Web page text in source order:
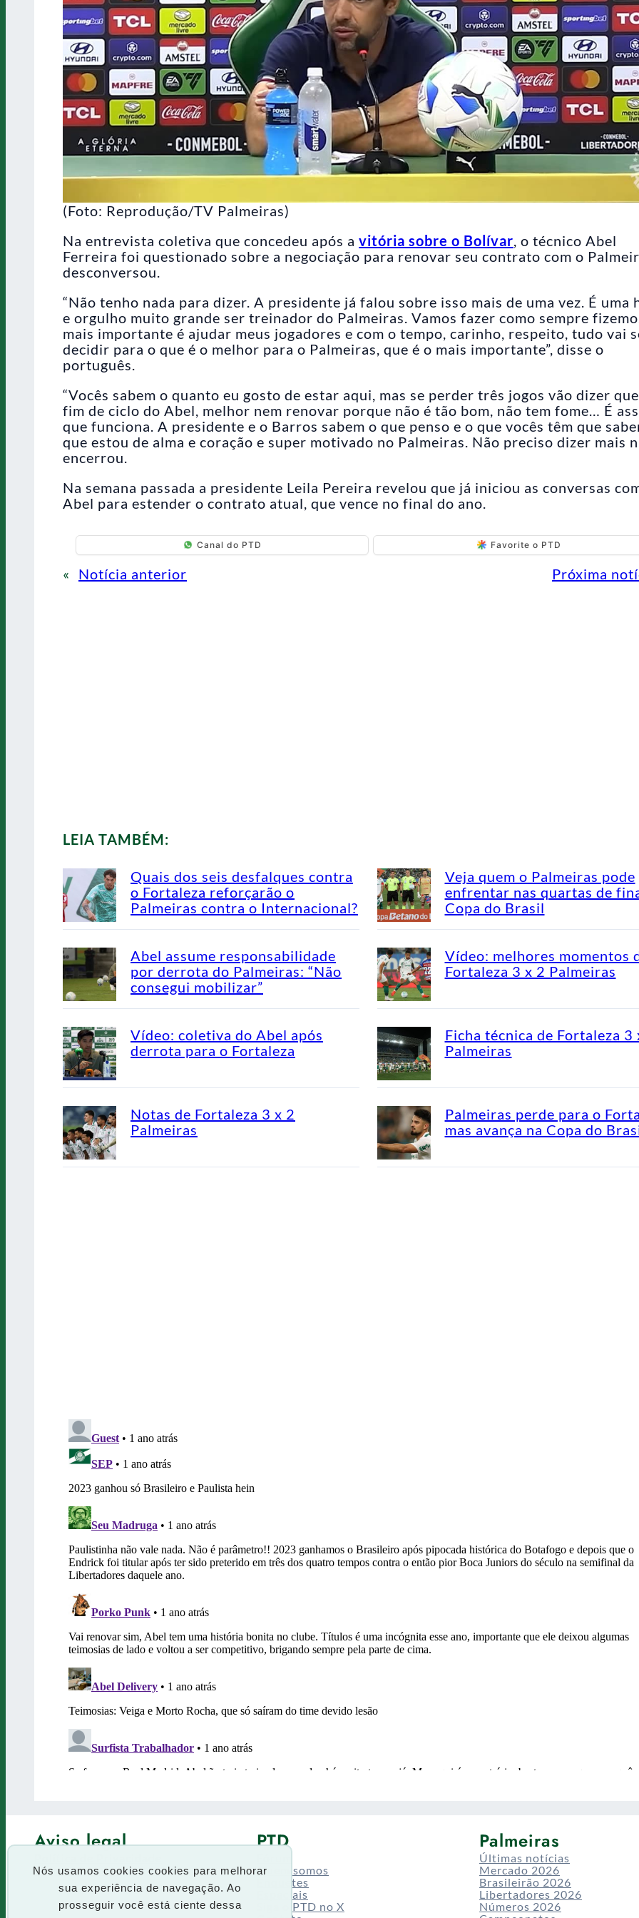
Nós usamos cookies cookies para melhorar
sua experiência de navegação. Ao
prosseguir você está ciente dessa
(Foto: Reprodução/TV Palmeiras)
Na entrevista coletiva que concedeu após a vitória sobre o Bolívar, o técnico Abel
Ferreira foi questionado sobre a negociação para renovar seu contrato com o
desconversou.
“Não tenho nada para dizer. A presidente já falou sobre isso mais de uma vez. É uma
e orgulho muito grande ser treinador do Palmeiras. Vamos fazer como sempre
mais importante é ajudar meus jogadores e com o tempo, carinho, respeito, tudo vai
decidir para o que é o melhor para o Palmeiras, que é o mais importante”, disse o
português.
“Vocês sabem o quanto eu gosto de estar aqui, mas se perder três jogos vão dizer
fim de ciclo do Abel, melhor nem renovar porque não é tão bom, não tem fome… É
que funciona. A presidente e o Barros sabem o que penso e o que vocês têm que
que estou de alma e coração e super motivado no Palmeiras. Não preciso dizer mais
encerrou.
Na semana passada a presidente Leila Pereira revelou que já iniciou as conversas
Abel para estender o contrato atual, que vence no final do ano.
Canal do PTD Favorite o PTD
« Notícia anterior Próxima
LEIA TAMBÉM:
Quais dos seis desfalques contra
o Fortaleza reforçarão o
Palmeiras contra o Internacional?
Veja quem o Palmeiras pode
enfrentar nas quartas de
Copa do Brasil
Abel assume responsabilidade
por derrota do Palmeiras: “Não
consegui mobilizar”
Vídeo: melhores momentos
Fortaleza 3 x 2 Palmeiras
Vídeo: coletiva do Abel após
derrota para o Fortaleza
Ficha técnica de Fortaleza 3
Palmeiras
Notas de Fortaleza 3 x 2
Palmeiras
Palmeiras perde para o
mas avança na Copa do
Aviso legal
Termos de uso
PTD
Quem somos
Enquetes
Especiais
Siga o PTD no X
Palmeiras
Últimas notícias
Mercado 2026
Brasileirão 2026
Libertadores 2026
Números 2026